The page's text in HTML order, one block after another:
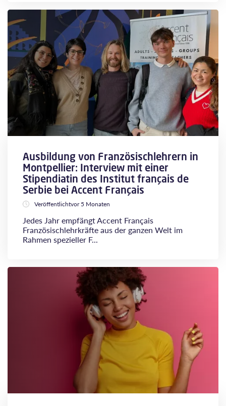
Ausbildung von Französischlehrern in
Montpellier: Interview mit einer
Stipendiatin des Institut français de
Serbie bei Accent Français
Veröffentlichtvor 5 Monaten
Jedes Jahr empfängt Accent Français
Französischlehrkräfte aus der ganzen Welt im
Rahmen spezieller F...